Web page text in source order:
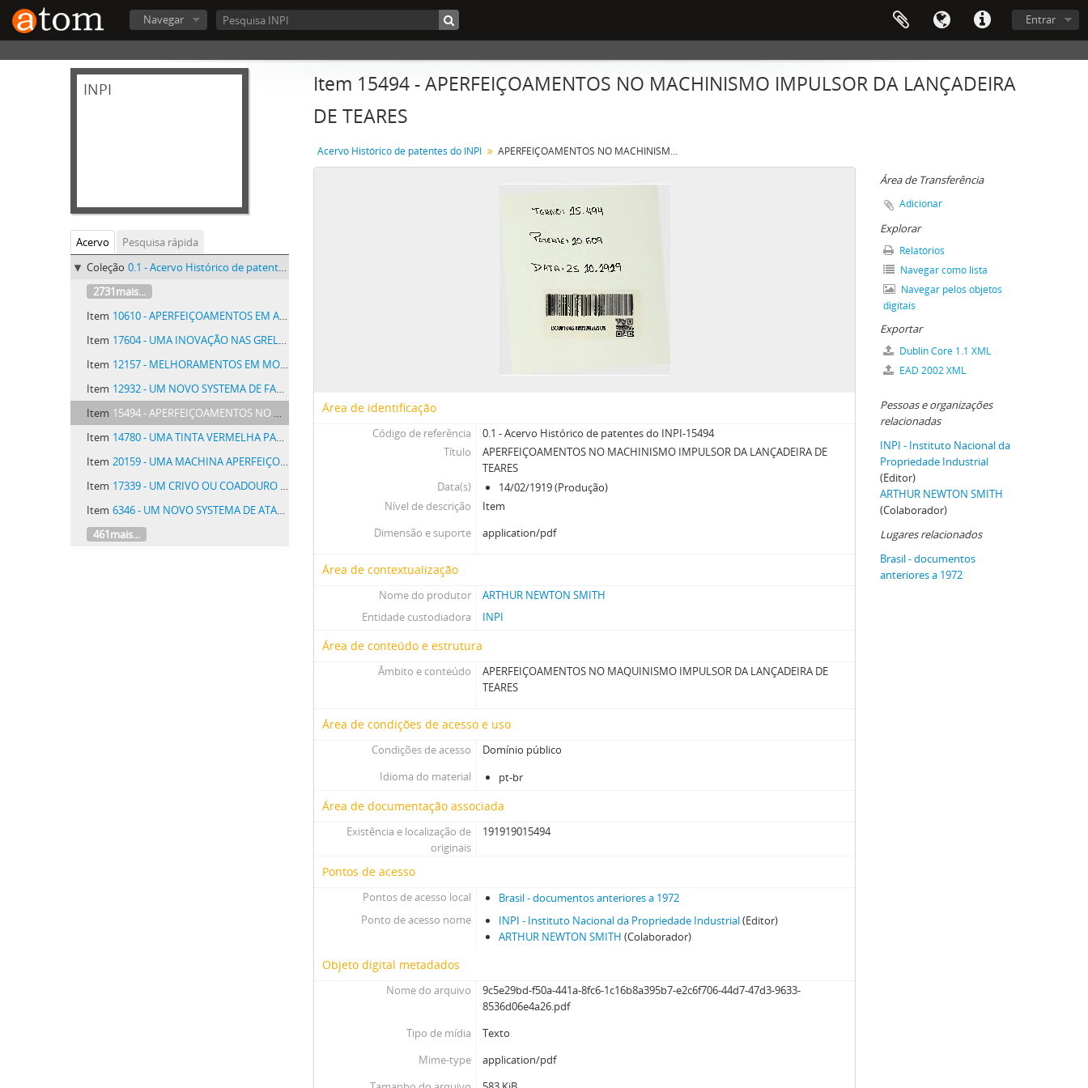
Entrar
Navegar
INPI
Acervo
Pesquisa rápida
Coleção 0.1 - Acervo Histórico de patentes do INPI - Acervo Histórico de patentes do INPI
2731mais...
Item 10610 - APERFEIÇOAMENTOS EM APPARELHOS LUBRIFICADORES
Item 17604 - UMA INOVAÇÃO NAS GRELHAS DE COZER IGUARIAS
Item 12157 - MELHORAMENTOS EM MOTORES HYDRAULICOS
Item 12932 - UM NOVO SYSTEMA DE FABRICAR ARGOLAS INTERRIÇAS DE METAL
Item 15494 - APERFEIÇOAMENTOS NO MACHINISMO IMPULSOR DA LANÇADEIRA DE TEARES
Item 14780 - UMA TINTA VERMELHA PARA ESTAMPARIA
Item 20159 - UMA MACHINA APERFEIÇOADA PARA APLICAR CAVILHAS DE FIXAÇÃO
Item 17339 - UM CRIVO OU COADOURO APERFEIÇOADO PARA RESERVATORIOS DE OLEO E GAZ
Item 6346 - UM NOVO SYSTEMA DE ATACAR CALÇADO E VESTES
461mais...
Item 15494 - APERFEIÇOAMENTOS NO MACHINISMO IMPULSOR DA LANÇADEIRA
DE TEARES
Acervo Histórico de patentes do INPI APERFEIÇOAMENTOS NO MACHINISMO IMPULSOR DA LANÇADEIRA DE TEARES
Área de identificação
Código de referência
0.1 - Acervo Histórico de patentes do INPI-15494
Título
APERFEIÇOAMENTOS NO MACHINISMO IMPULSOR DA LANÇADEIRA DE
TEARES
Data(s)
14/02/1919 (Produção)
Nível de descrição
Item
Dimensão e suporte
application/pdf
Área de contextualização
Nome do produtor
ARTHUR NEWTON SMITH
Entidade custodiadora
INPI
Área de conteúdo e estrutura
Âmbito e conteúdo
APERFEIÇOAMENTOS NO MAQUINISMO IMPULSOR DA LANÇADEIRA DE
TEARES
Área de condições de acesso e uso
Condições de acesso
Domínio público
Idioma do material
pt-br
Área de documentação associada
Existência e localização de
originais
191919015494
Pontos de acesso
Pontos de acesso local
Brasil - documentos anteriores a 1972
Ponto de acesso nome
INPI - Instituto Nacional da Propriedade Industrial(Editor)
ARTHUR NEWTON SMITH (Colaborador)
Objeto digital metadados
Nome do arquivo
9c5e29bd-f50a-441a-8fc6-1c16b8a395b7-e2c6f706-44d7-47d3-9633-
8536d06e4a26.pdf
Tipo de mídia
Texto
Mime-type
application/pdf
Área de Transferência
Adicionar
Explorar
Relatórios
Navegar como lista
Navegar pelos objetos
digitais
Exportar
Dublin Core 1.1 XML
EAD 2002 XML
Pessoas e organizações
relacionadas
INPI - Instituto Nacional da
Propriedade Industrial
(Editor)
ARTHUR NEWTON SMITH
(Colaborador)
Lugares relacionados
Brasil - documentos
anteriores a 1972